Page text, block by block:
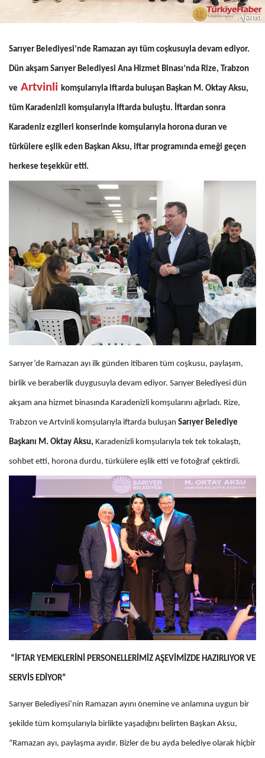
Sarıyer Belediyesi’nde Ramazan ayı tüm coşkusuyla devam ediyor.
Dün akşam Sarıyer Belediyesi Ana Hizmet Binası’nda Rize, Trabzon
ve Artvinli komşularıyla iftarda buluşan Başkan M. Oktay Aksu,
tüm Karadenizli komşularıyla iftarda buluştu. İftardan sonra
Karadeniz ezgileri konserinde komşularıyla horona duran ve
türkülere eşlik eden Başkan Aksu, iftar programında emeği geçen
herkese teşekkür etti.
Sarıyer’de Ramazan ayı ilk günden itibaren tüm coşkusu, paylaşım,
birlik ve beraberlik duygusuyla devam ediyor. Sarıyer Belediyesi dün
akşam ana hizmet binasında Karadenizli komşularını ağırladı. Rize,
Trabzon ve Artvinli komşularıyla iftarda buluşan Sarıyer Belediye
Başkanı M. Oktay Aksu, Karadenizli komşularıyla tek tek tokalaştı,
sohbet etti, horona durdu, türkülere eşlik etti ve fotoğraf çektirdi.
“İFTAR YEMEKLERİNİ PERSONELLERİMİZ AŞEVİMİZDE HAZIRLIYOR VE
SERVİS EDİYOR”
Sarıyer Belediyesi’nin Ramazan ayını önemine ve anlamına uygun bir
şekilde tüm komşularıyla birlikte yaşadığını belirten Başkan Aksu,
“Ramazan ayı, paylaşma ayıdır. Bizler de bu ayda belediye olarak hiçbir